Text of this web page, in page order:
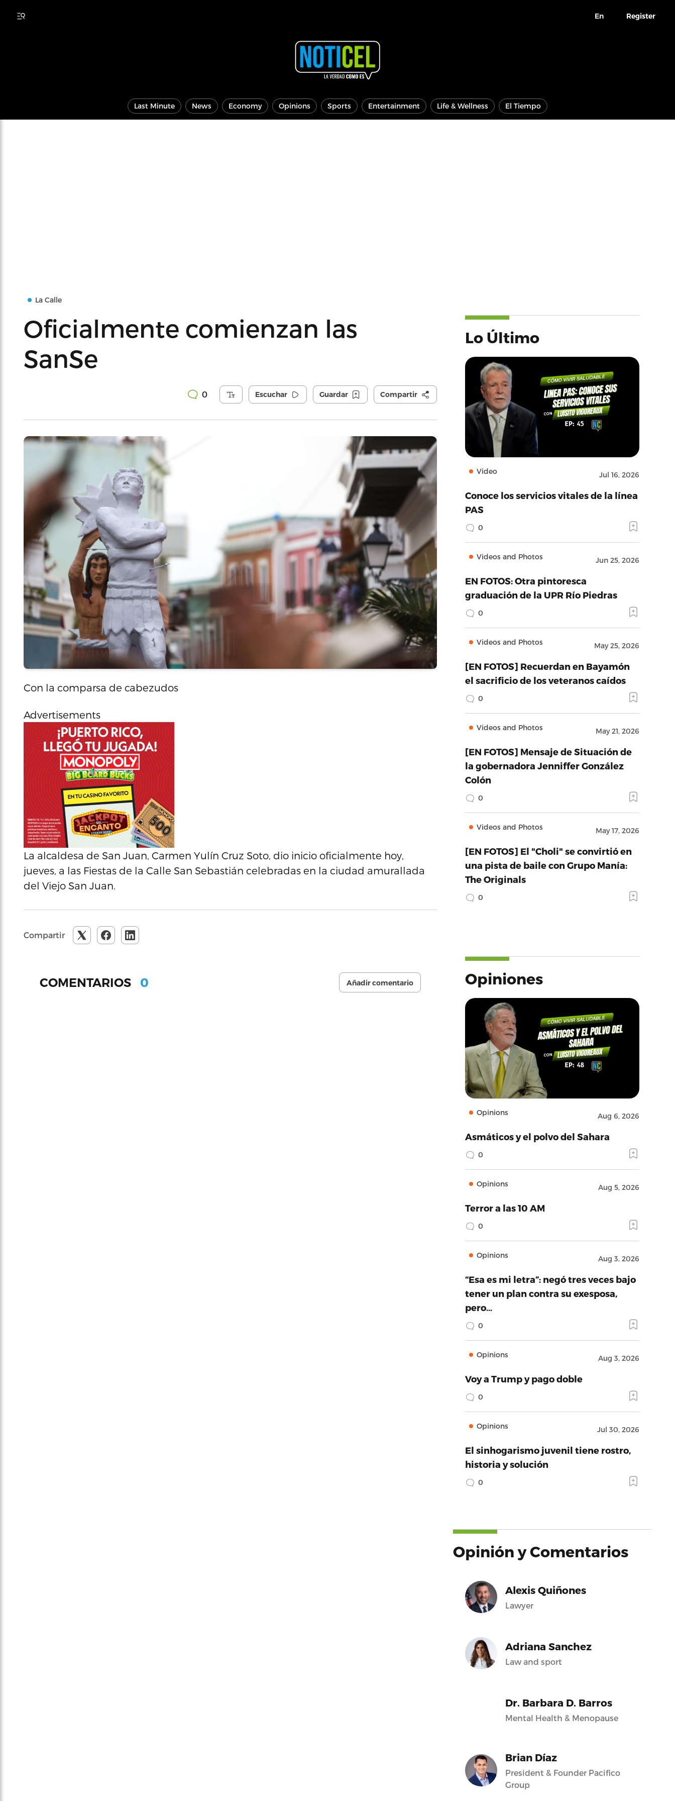
En Register
Last Minute News Economy Opinions Sports Entertainment Life & Wellness El Tiempo
La Calle
Oficialmente comienzan las
SanSe
0 Escuchar Guardar Compartir
Con la comparsa de cabezudos
Advertisements
La alcaldesa de San Juan, Carmen Yulín Cruz Soto, dio inicio oficialmente hoy,
jueves, a las Fiestas de la Calle San Sebastián celebradas en la ciudad amurallada
del Viejo San Juan.
Compartir
COMENTARIOS 0 Añadir comentario
Lo Último
Video Jul 16, 2026
Conoce los servicios vitales de la línea
PAS
0
Videos and Photos Jun 25, 2026
EN FOTOS: Otra pintoresca
graduación de la UPR Río Piedras
0
Videos and Photos May 25, 2026
[EN FOTOS] Recuerdan en Bayamón
el sacrificio de los veteranos caídos
0
Videos and Photos May 21, 2026
[EN FOTOS] Mensaje de Situación de
la gobernadora Jenniffer González
Colón
0
Videos and Photos May 17, 2026
[EN FOTOS] El "Choli" se convirtió en
una pista de baile con Grupo Manía:
The Originals
0
Opiniones
Opinions Aug 6, 2026
Asmáticos y el polvo del Sahara
0
Opinions Aug 5, 2026
Terror a las 10 AM
0
Opinions Aug 3, 2026
“Esa es mi letra”: negó tres veces bajo
tener un plan contra su exesposa,
pero…
0
Opinions Aug 3, 2026
Voy a Trump y pago doble
0
Opinions Jul 30, 2026
El sinhogarismo juvenil tiene rostro,
historia y solución
0
Opinión y Comentarios
Alexis Quiñones
Lawyer
Adriana Sanchez
Law and sport
Dr. Barbara D. Barros
Mental Health & Menopause
Brian Díaz
President & Founder Pacifico
Group